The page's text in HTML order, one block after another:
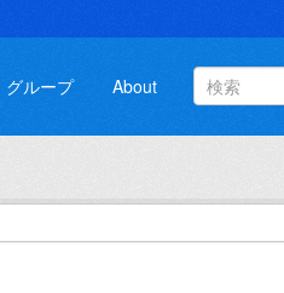
グループ About